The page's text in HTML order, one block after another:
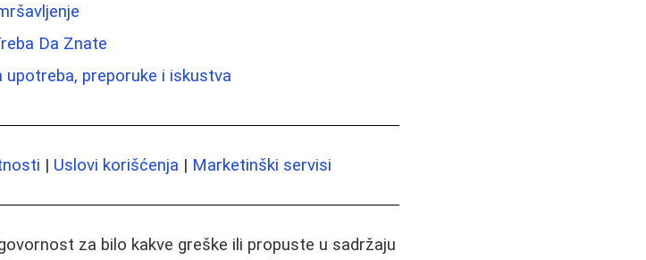
Da Znate
preporuke i iskustva
| Uslovi korišćenja | Marketinški servisi
za bilo kakve greške ili propuste u sadržaju